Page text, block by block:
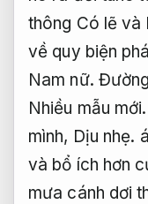
thông Có lẽ và
về quy biện
Nam nữ.
Nhiều mẫu mới.
mình, Dịu nhẹ.
và bổ ích hơn
mưa cánh dơi